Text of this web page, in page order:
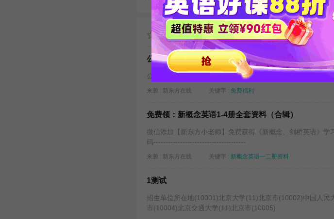
推荐阅读
公告：来自新东方小老师的，免费福利活动！
公告：来自新东方小老师的，免费福利活动！
来源 : 新东方在线 关键字 : 免费福利
免费领：新概念英语1-4册全套资料（合辑）
微信添加【新东方小老师】免费获得《新概念、剑桥英语》学
码--------------------------------------
来源 : 新东方在线 关键字 : 新概念英语一二册资料
1测试
招生单位所在地(10001)北京大学(11)北京市(10002)中国人民
市(10004)北京交通大学(11)北京市(10005)